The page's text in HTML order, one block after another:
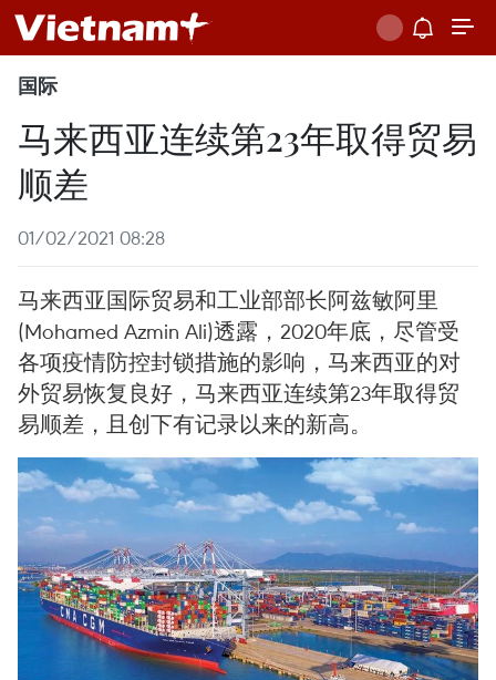
国际
马来西亚连续第23年取得贸易
顺差
01/02/2021 08:28
马来西亚国际贸易和工业部部长阿兹敏阿里
(Mohamed Azmin Ali)透露，2020年底，尽管受
各项疫情防控封锁措施的影响，马来西亚的对
外贸易恢复良好，马来西亚连续第23年取得贸
易顺差，且创下有记录以来的新高。